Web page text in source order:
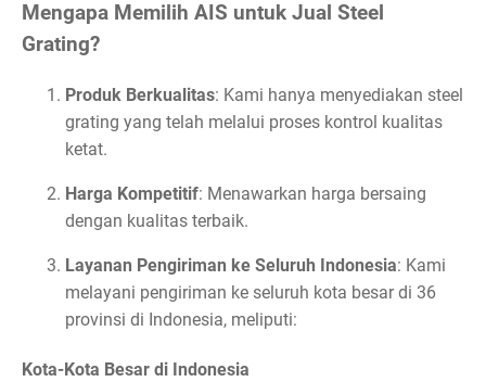
Mengapa Memilih AIS untuk Jual Steel
Grating?
Produk Berkualitas: Kami hanya menyediakan steel
grating yang telah melalui proses kontrol kualitas
ketat.
Harga Kompetitif: Menawarkan harga bersaing
dengan kualitas terbaik.
Layanan Pengiriman ke Seluruh Indonesia: Kami
melayani pengiriman ke seluruh kota besar di 36
provinsi di Indonesia, meliputi:
Kota-Kota Besar di Indonesia